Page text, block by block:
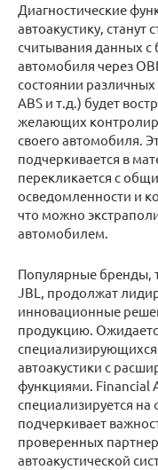
Диагностические
автоакустику,
считывания данных
автомобиля через
состоянии различных
ABS и т.д.) будет
желающих
своего автомобиля.
подчеркивается в
перекликается с
осведомленности и
что можно
автомобилем.
Популярные бренды,
JBL, продолжат
инновационные
продукцию.
специализирующихся
автоакустики с
функциями. Financial
специализируется
подчеркивает
проверенных
автоакустической